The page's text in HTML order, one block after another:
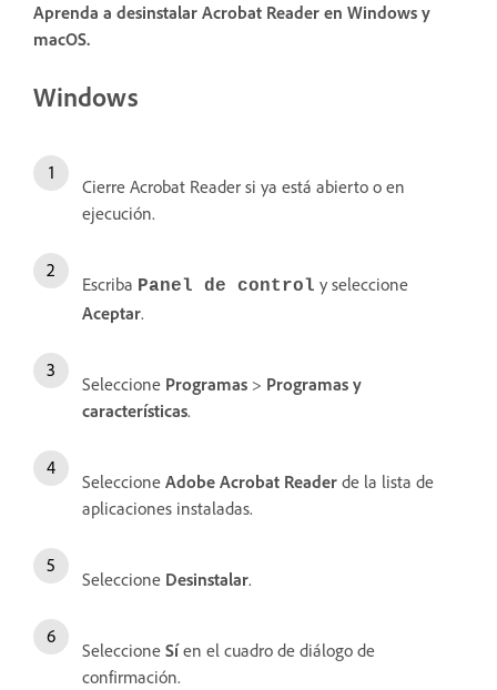
Aprenda a desinstalar Acrobat Reader en Windows y
macOS.
Windows
Cierre Acrobat Reader si ya está abierto o en
ejecución.
Escriba Panel de control y seleccione
Aceptar.
Seleccione Programas > Programas y
características.
Seleccione Adobe Acrobat Reader de la lista de
aplicaciones instaladas.
Seleccione Desinstalar.
Seleccione Síen el cuadro de diálogo de
confirmación.